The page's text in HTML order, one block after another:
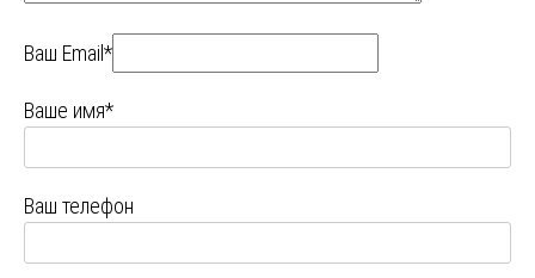
Ваш Email*
Ваше имя*
Ваш телефон